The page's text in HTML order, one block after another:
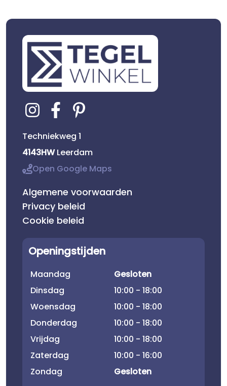
Techniekweg 1
4143HWLeerdam
Open Google Maps
Algemene voorwaarden
Privacy beleid
Cookie beleid
Openingstijden
Maandag
Gesloten
Dinsdag
10:00 - 18:00
Woensdag
10:00 - 18:00
Donderdag
10:00 - 18:00
Vrijdag
10:00 - 18:00
Zaterdag
10:00 - 16:00
Zondag
Gesloten